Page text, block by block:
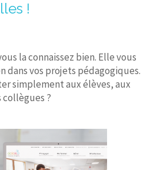
!
la connaissez bien. Elle vous
dans vos projets pédagogiques.
simplement aux élèves, aux
?